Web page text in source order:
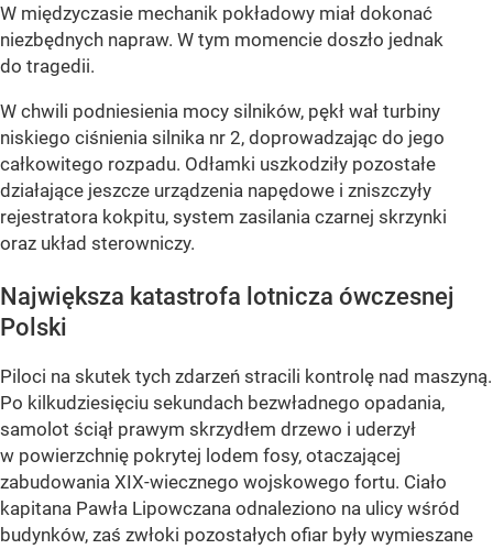
W międzyczasie mechanik pokładowy miał dokonać
niezbędnych napraw. W tym momencie doszło jednak
do tragedii.
W chwili podniesienia mocy silników, pękł wał turbiny
niskiego ciśnienia silnika nr 2, doprowadzając do jego
całkowitego rozpadu. Odłamki uszkodziły pozostałe
działające jeszcze urządzenia napędowe i zniszczyły
rejestratora kokpitu, system zasilania czarnej skrzynki
oraz układ sterowniczy.
Największa katastrofa lotnicza ówczesnej
Polski
Piloci na skutek tych zdarzeń stracili kontrolę nad maszyną.
Po kilkudziesięciu sekundach bezwładnego opadania,
samolot ściął prawym skrzydłem drzewo i uderzył
w powierzchnię pokrytej lodem fosy, otaczającej
zabudowania XIX-wiecznego wojskowego fortu. Ciało
kapitana Pawła Lipowczana odnaleziono na ulicy wśród
budynków, zaś zwłoki pozostałych ofiar były wymieszane